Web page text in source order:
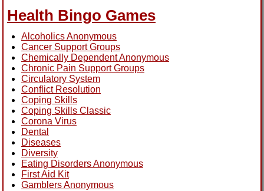
Health Bingo Games
Alcoholics Anonymous
Cancer Support Groups
Chemically Dependent Anonymous
Chronic Pain Support Groups
Circulatory System
Conflict Resolution
Coping Skills
Coping Skills Classic
Corona Virus
Dental
Diseases
Diversity
Eating Disorders Anonymous
First Aid Kit
Gamblers Anonymous